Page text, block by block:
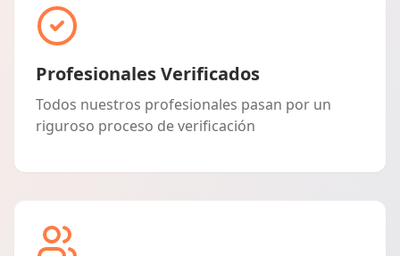
Profesionales Verificados
Todos nuestros profesionales pasan por un
riguroso proceso de verificación